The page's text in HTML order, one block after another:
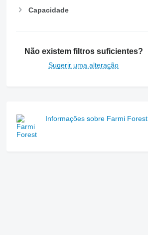
Capacidade
Não existem filtros suficientes?
Sugerir uma alteração
Informações sobre Farmi Forest